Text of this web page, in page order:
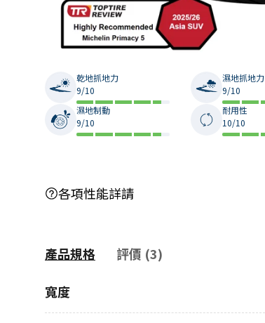
乾地抓地力
9/10
濕地抓地力
9/10
濕地制動
9/10
耐用性
10/10
各項性能詳請
產品規格 評價 (3)
寬度